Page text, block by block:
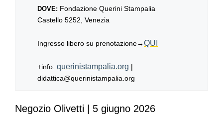
DOVE: Fondazione Querini Stampalia
Castello 5252, Venezia
Ingresso libero su prenotazione→QUI
+info: querinistampalia.org |
didattica@querinistampalia.org
Negozio Olivetti | 5 giugno 2026